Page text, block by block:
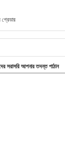
সরাসরি আপনার তদন্ত পাঠান